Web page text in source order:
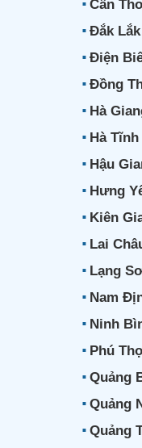
Cần
Đắk Lắk
Điện
Đồng
Hà
Hà Tĩnh
Hậu
Hưng
Kiên
Lai
Lạng
Nam
Ninh
Phú Thọ
Quảng
Quảng
Quảng